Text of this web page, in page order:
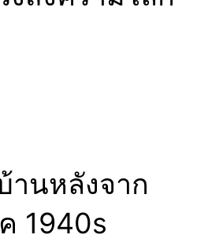
านหลังจาก
1940s